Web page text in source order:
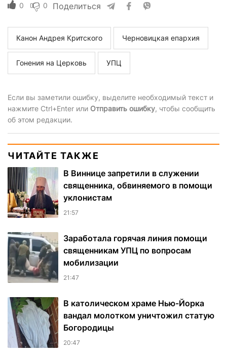
0 0 Поделиться
Канон Андрея Критского Черновицкая епархия
Гонения на Церковь УПЦ
Если вы заметили ошибку, выделите необходимый текст и
нажмите Ctrl+Enter или Отправить ошибку, чтобы сообщить
об этом редакции.
ЧИТАЙТЕ ТАКЖЕ
В Виннице запретили в служении
священника, обвиняемого в помощи
уклонистам
21:57
Заработала горячая линия помощи
священникам УПЦ по вопросам
мобилизации
21:47
В католическом храме Нью-Йорка
вандал молотком уничтожил статую
Богородицы
20:47